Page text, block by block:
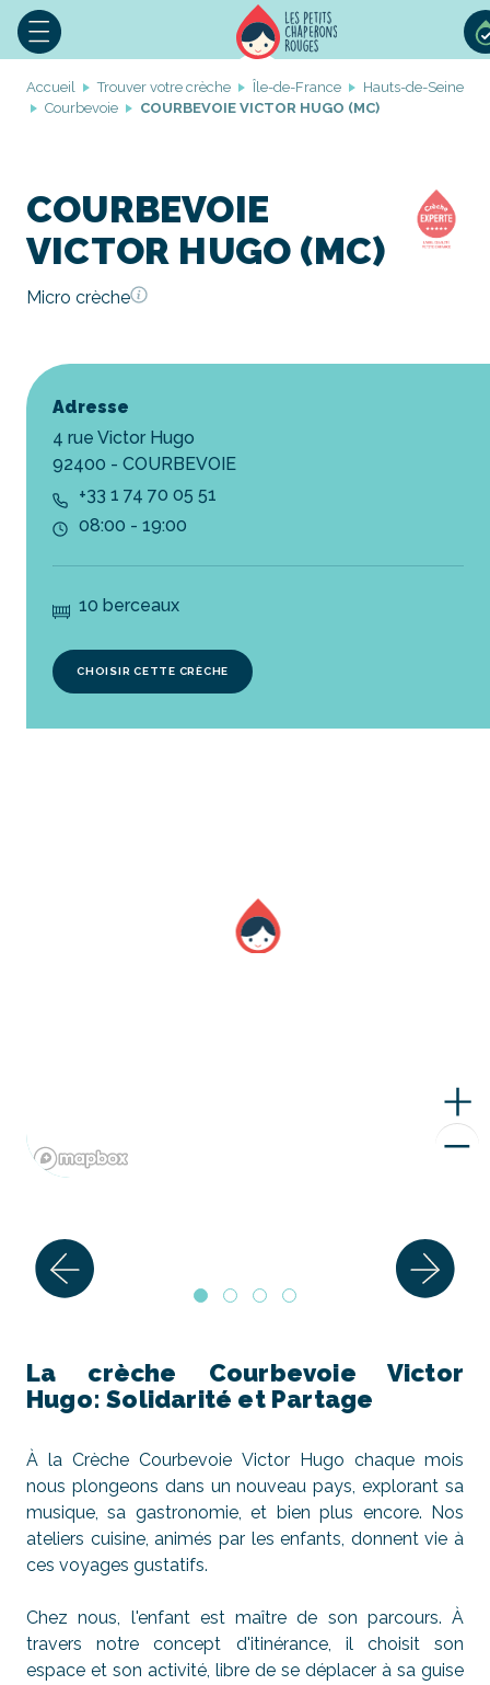
Accueil Trouver votre crèche Île-de-France
Hauts-de-Seine
Courbevoie
COURBEVOIE VICTOR HUGO (MC)
COURBEVOIE
VICTOR HUGO (MC)
Micro crèche
Adresse
4 rue Victor Hugo
92400 - COURBEVOIE
+33 1 74 70 05 51
08:00 - 19:00
10 berceaux
CHOISIR CETTE CRÈCHE
La crèche Courbevoie Victor
Hugo: Solidarité et Partage
À la Crèche Courbevoie Victor Hugo chaque mois
nous plongeons dans un nouveau pays, explorant sa
musique, sa gastronomie, et bien plus encore. Nos
ateliers cuisine, animés par les enfants, donnent vie à
ces voyages gustatifs.
Chez nous, l'enfant est maître de son parcours. À
travers notre concept d'itinérance, il choisit son
espace et son activité, libre de se déplacer à sa guise